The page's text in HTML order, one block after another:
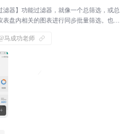
器】功能过滤器，就像一个总筛选，或总
盘内相关的图表进行同步批量筛选。也可
马成功老师